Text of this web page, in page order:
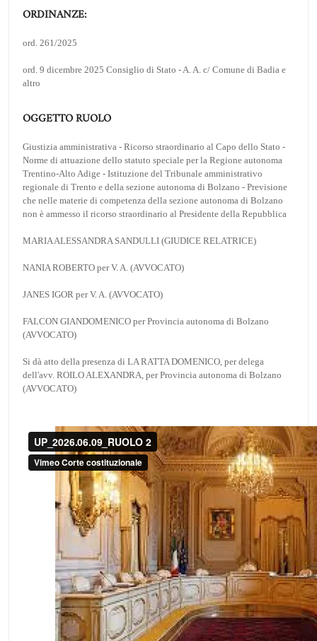
ORDINANZE:
ord. 261/2025
ord. 9 dicembre 2025 Consiglio di Stato - A. A. c/ Comune di Badia e
altro
OGGETTO RUOLO
Giustizia amministrativa - Ricorso straordinario al Capo dello Stato -
Norme di attuazione dello statuto speciale per la Regione autonoma
Trentino-Alto Adige - Istituzione del Tribunale amministrativo
regionale di Trento e della sezione autonoma di Bolzano - Previsione
che nelle materie di competenza della sezione autonoma di Bolzano
non è ammesso il ricorso straordinario al Presidente della Repubblica
MARIA ALESSANDRA SANDULLI (GIUDICE RELATRICE)
NANIA ROBERTO per V. A. (AVVOCATO)
JANES IGOR per V. A. (AVVOCATO)
FALCON GIANDOMENICO per Provincia autonoma di Bolzano
(AVVOCATO)
Si dà atto della presenza di LA RATTA DOMENICO, per delega
dell'avv. ROILO ALEXANDRA, per Provincia autonoma di Bolzano
(AVVOCATO)